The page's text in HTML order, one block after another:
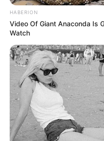
HABERION
Video Of Giant Anaconda Is
Watch